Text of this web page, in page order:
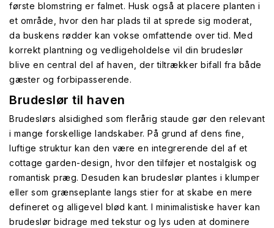
første blomstring er falmet. Husk også at placere planten i
et område, hvor den har plads til at sprede sig moderat,
da buskens rødder kan vokse omfattende over tid. Med
korrekt plantning og vedligeholdelse vil din brudeslør
blive en central del af haven, der tiltrækker bifall fra både
gæster og forbipasserende.
Brudeslør til haven
Brudeslørs alsidighed som flerårig staude gør den relevant
i mange forskellige landskaber. På grund af dens fine,
luftige struktur kan den være en integrerende del af et
cottage garden-design, hvor den tilføjer et nostalgisk og
romantisk præg. Desuden kan brudeslør plantes i klumper
eller som grænseplante langs stier for at skabe en mere
defineret og alligevel blød kant. I minimalistiske haver kan
brudeslør bidrage med tekstur og lys uden at dominere